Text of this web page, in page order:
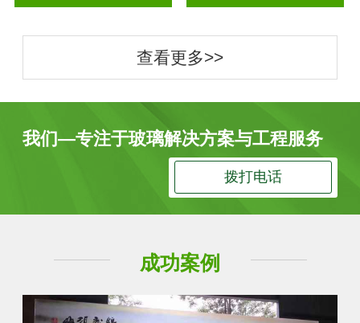
查看更多>>
我们—专注于玻璃解决方案与工程服务
拨打电话
成功案例